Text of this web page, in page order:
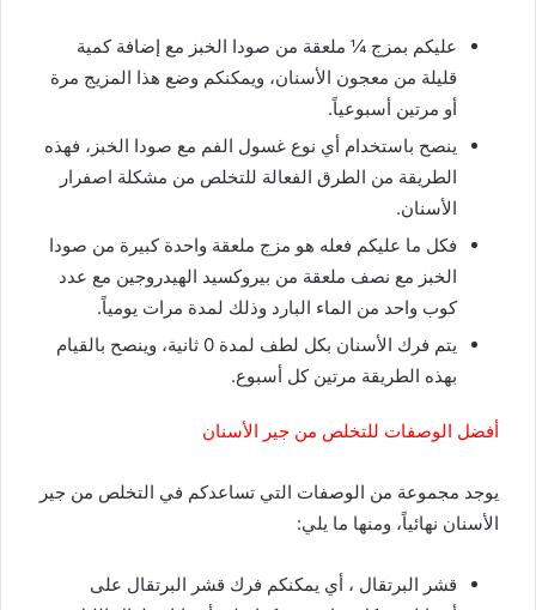
عليكم بمزج ¼ ملعقة من صودا الخبز مع إضافة كمية
قليلة من معجون الأسنان، ويمكنكم وضع هذا المزيج مرة
أو مرتين أسبوعياً.
ينصح باستخدام أي نوع غسول الفم مع صودا الخبز، فهذه
الطريقة من الطرق الفعالة للتخلص من مشكلة اصفرار
الأسنان.
فكل ما عليكم فعله هو مزج ملعقة واحدة كبيرة من صودا
الخبز مع نصف ملعقة من بيروكسيد الهيدروجين مع عدد
كوب واحد من الماء البارد وذلك لمدة مرات يومياً.
يتم فرك الأسنان بكل لطف لمدة 0 ثانية، وينصح بالقيام
بهذه الطريقة مرتين كل أسبوع.
أفضل الوصفات للتخلص من جير الأسنان
يوجد مجموعة من الوصفات التي تساعدكم في التخلص من جير
الأسنان نهائياً، ومنها ما يلي:
قشر البرتقال ، أي يمكنكم فرك قشر البرتقال على